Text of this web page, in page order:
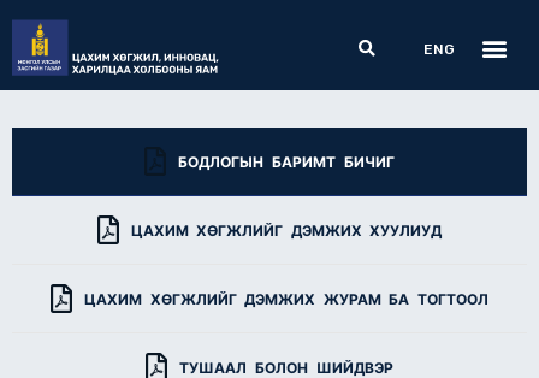
content
Search
ENG
БОДЛОГЫН БАРИМТ БИЧИГ
ЦАХИМ ХӨГЖЛИЙГ ДЭМЖИХ ХУУЛИУД
ЦАХИМ ХӨГЖЛИЙГ ДЭМЖИХ ЖУРАМ БА ТОГТООЛ
ТУШААЛ БОЛОН ШИЙДВЭР